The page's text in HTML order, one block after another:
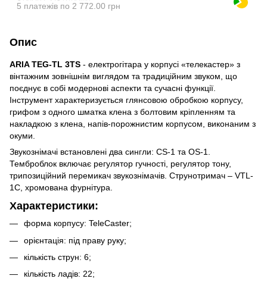
5 платежів по 2 772.00 грн
Опис
ARIA TEG-TL 3TS - електрогітара у корпусі «телекастер» з
вінтажним зовнішнім виглядом та традиційним звуком, що
поєднує в собі модернові аспекти та сучасні функції.
Інструмент характеризується глянсовою обробкою корпусу,
грифом з одного шматка клена з болтовим кріпленням та
накладкою з клена, напів-порожнистим корпусом, виконаним з
окуми.
Звукознімачі встановлені два сингли: CS-1 та OS-1.
Темброблок включає регулятор гучності, регулятор тону,
трипозиційний перемикач звукознімачів. Струнотримач – VTL-
1C, хромована фурнітура.
Характеристики:
форма корпусу: TeleCaster;
орієнтація: під праву руку;
кількість струн: 6;
кількість ладів: 22;